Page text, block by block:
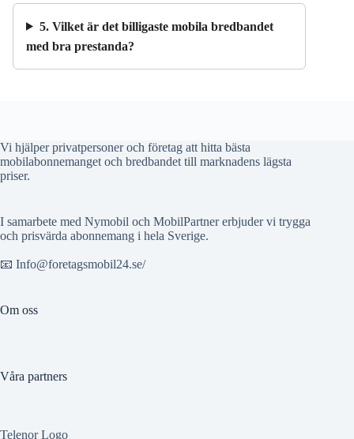
5. Vilket är det billigaste mobila bredbandet
med bra prestanda?
Vi hjälper privatpersoner och företag att hitta bästa
mobilabonnemanget och bredbandet till marknadens lägsta
priser.
I samarbete med Nymobil och MobilPartner erbjuder vi trygga
och prisvärda abonnemang i hela Sverige.
📧 Info@foretagsmobil24.se/
Om oss
Våra partners
Telenor Logo